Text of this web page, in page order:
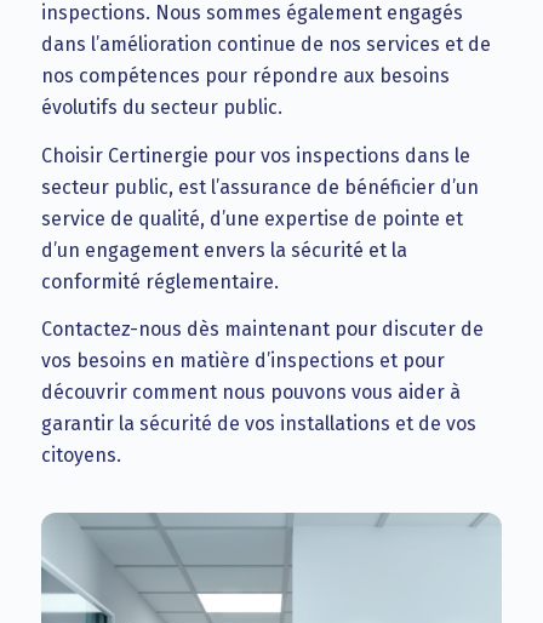
inspections. Nous sommes également engagés
dans l’amélioration continue de nos services et de
nos compétences pour répondre aux besoins
évolutifs du secteur public.
Choisir Certinergie pour vos inspections dans le
secteur public, est l’assurance de bénéficier d’un
service de qualité, d’une expertise de pointe et
d’un engagement envers la sécurité et la
conformité réglementaire.
Contactez-nous dès maintenant pour discuter de
vos besoins en matière d’inspections et pour
découvrir comment nous pouvons vous aider à
garantir la sécurité de vos installations et de vos
citoyens.